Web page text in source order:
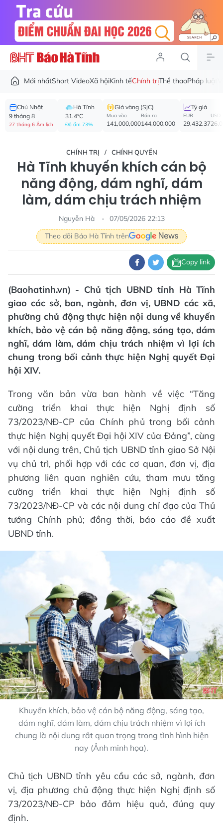
Mới nhấtShort VideoXã hộiKinh tếChính trịThể thaoPháp luật
Chủ Nhật
9 tháng 8
27 tháng 6 Âm lịch
Hà Tĩnh
31.4°C
Độ ẩm 73%
Giá vàng (SJC)
Mua vào
141,000,000
Bán ra
144,000,000
Tỷ giá
EUR
29,432.37
USD
CHÍNH TRỊ CHÍNH QUYỀN
Hà Tĩnh khuyến khích cán bộ
năng động, dám nghĩ, dám
làm, dám chịu trách nhiệm
Nguyễn Hà
07/05/2026 22:13
Theo dõi Báo Hà Tĩnh trên
Copy link
(Baohatinh.vn) - Chủ tịch UBND tỉnh Hà Tĩnh
giao các sở, ban, ngành, đơn vị, UBND các xã,
phường chủ động thực hiện nội dung về khuyến
khích, bảo vệ cán bộ năng động, sáng tạo, dám
nghĩ, dám làm, dám chịu trách nhiệm vì lợi ích
chung trong bối cảnh thực hiện Nghị quyết Đại
hội XIV.
Trong văn bản vừa ban hành về việc “Tăng
cường triển khai thực hiện Nghị định số
73/2023/NĐ-CP của Chính phủ trong bối cảnh
thực hiện Nghị quyết Đại hội XIV của Đảng”, cùng
với nội dung trên, Chủ tịch UBND tỉnh giao Sở Nội
vụ chủ trì, phối hợp với các cơ quan, đơn vị, địa
phương liên quan nghiên cứu, tham mưu tăng
cường triển khai thực hiện Nghị định số
73/2023/NĐ-CP và các nội dung chỉ đạo của Thủ
tướng Chính phủ; đồng thời, báo cáo đề xuất
UBND tỉnh.
Khuyến khích, bảo vệ cán bộ năng động, sáng tạo,
dám nghĩ, dám làm, dám chịu trách nhiệm vì lợi ích
chung là nội dung rất quan trọng trong tình hình hiện
nay (Ảnh minh họa).
Chủ tịch UBND tỉnh yêu cầu các sở, ngành, đơn
vị, địa phương chủ động thực hiện Nghị định số
73/2023/NĐ-CP bảo đảm hiệu quả, đúng quy
định.